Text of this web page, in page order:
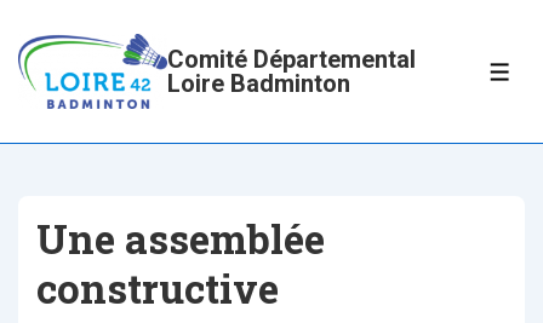
passer
contenu
principal
Comité Départemental
Loire Badminton
Une assemblée
constructive